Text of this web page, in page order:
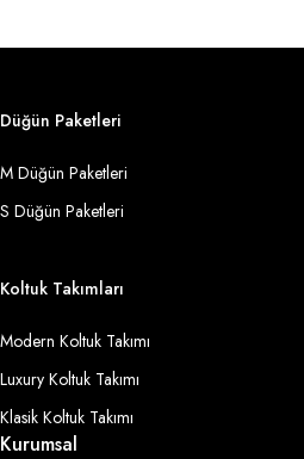
Düğün Paketleri
M Düğün Paketleri
S Düğün Paketleri
Koltuk Takımları
Modern Koltuk Takımı
Luxury Koltuk Takımı
Klasik Koltuk Takımı
Kurumsal